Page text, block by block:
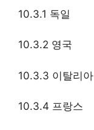
10.3.1 독일
10.3.2 영국
10.3.3 이탈리아
10.3.4 프랑스